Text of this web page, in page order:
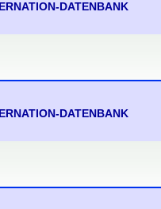
DATENBANK
DATENBANK